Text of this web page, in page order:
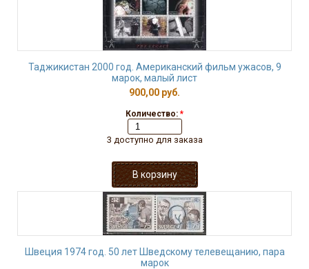
Таджикистан 2000 год. Американский фильм ужасов, 9
марок, малый лист
900,00 руб.
Количество: *
3 доступно для заказа
Швеция 1974 год. 50 лет Шведскому телевещанию, пара
марок